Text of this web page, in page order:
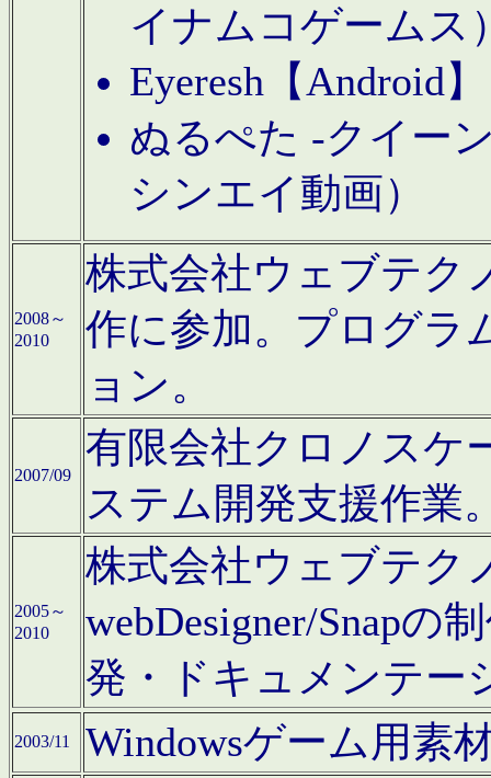
イナムコゲームス
Eyeresh【Android
ぬるぺた -クイー
シンエイ動画）
2008～
2010
株式会社ウェブテク
作に参加。プログラ
ョン。
2007/09
有限会社クロノスケ
ステム開発支援作業
2005～
2010
株式会社ウェブテク
webDesigner/Snapの
発・ドキュメンテー
2003/11 Windowsゲーム用素